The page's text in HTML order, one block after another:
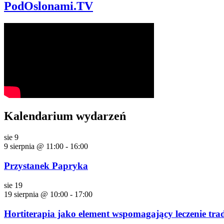
PodOslonami.TV
Kalendarium wydarzeń
sie 9
9 sierpnia @ 11:00 - 16:00
Przystanek Papryka
sie 19
19 sierpnia @ 10:00 - 17:00
Hortiterapia jako element wspomagający leczenie